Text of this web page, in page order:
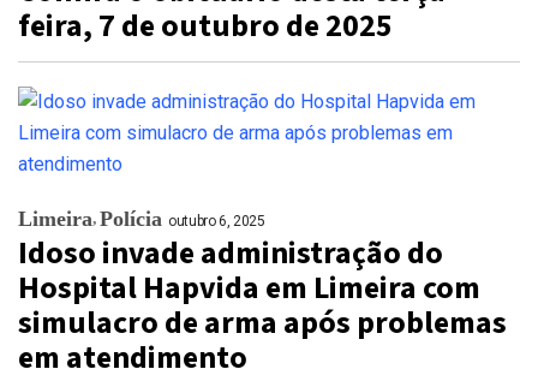
feira, 7 de outubro de 2025
Limeira Polícia outubro 6, 2025
Idoso invade administração do
Hospital Hapvida em Limeira com
simulacro de arma após problemas
em atendimento